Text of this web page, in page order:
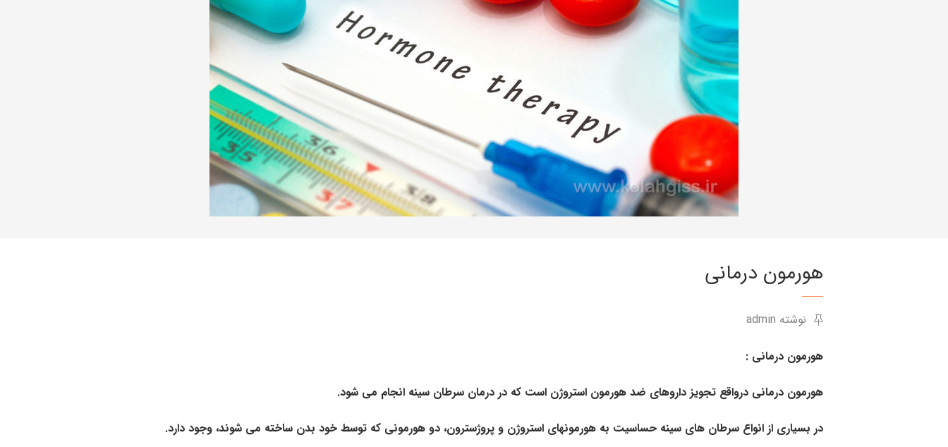
هورمون درمانی
نوشته admin
هورمون درمانی :
هورمون درمانی درواقع تجویز داروهای ضد هورمون استروژن است که در درمان سرطان سینه انجام می شود.
در بسیاری از انواع سرطان های سینه حساسیت به هورمونهای استروژن و پروژسترون، دو هورمونی که توسط خود بدن ساخته می شوند، وجود دارد.